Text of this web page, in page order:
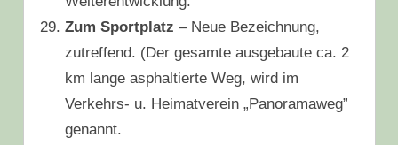
Zum Sportplatz – Neue Bezeichnung,
zutreffend. (Der gesamte ausgebaute ca. 2
km lange asphaltierte Weg, wird im
Verkehrs- u. Heimatverein „Panoramaweg”
genannt.